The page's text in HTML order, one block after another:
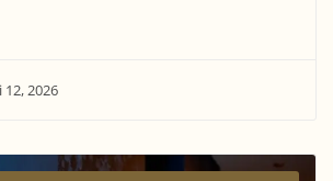
12, 2026